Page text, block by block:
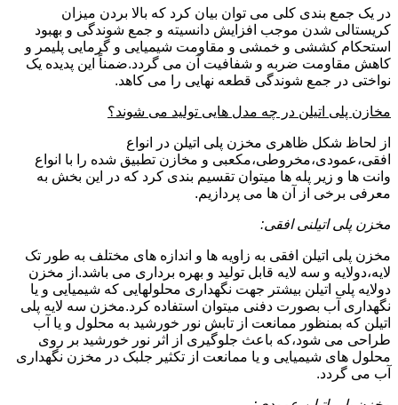
در یک جمع بندی کلی می توان بیان کرد که بالا بردن میزان
کریستالی شدن موجب افزایش دانسیته و جمع شوندگی و بهبود
استحکام کششی و خمشی و مقاومت شیمیایی و گرمایی پلیمر و
کاهش مقاومت ضربه و شفافیت آن می گردد.ضمناً این پدیده یک
نواختی در جمع شوندگی قطعه نهایی را می کاهد.
مخازن پلی اتیلن در چه مدل هایی تولید می شوند؟
از لحاظ شکل ظاهری مخزن پلی اتیلن در انواع
افقی،عمودی،مخروطی،مکعبی و مخازن تطبیق شده را با انواع
وانت ها و زیر پله ها میتوان تقسیم بندی کرد که در این بخش به
معرفی برخی از آن ها می پردازیم.
مخزن پلی اتیلنی افقی:
مخزن پلی اتیلن افقی به زاویه ها و اندازه های مختلف به طور تک
لایه،دولایه و سه لایه قابل تولید و بهره برداری می باشد.از مخزن
دولایه پلی اتیلن بیشتر جهت نگهداری محلولهایی که شیمیایی و یا
نگهداری آب بصورت دفنی میتوان استفاده کرد.مخزن سه لایه پلی
اتیلن که بمنظور ممانعت از تابش نور خورشید به محلول و یا آب
طراحی می شود،که باعث جلوگیری از اثر نور خورشید بر روی
محلول های شیمیایی و یا ممانعت از تکثیر جلبک در مخزن نگهداری
آب می گردد.